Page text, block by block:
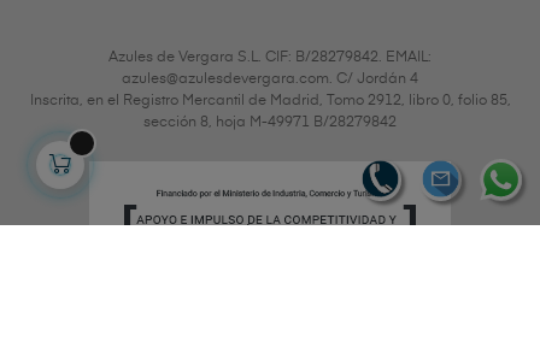
Azules de Vergara S.L. CIF: B/28279842. EMAIL:
azules@azulesdevergara.com. C/ Jordán 4
Inscrita, en el Registro Mercantil de Madrid, Tomo 2912, libro 0, folio 85,
sección 8, hoja M-49971 B/28279842